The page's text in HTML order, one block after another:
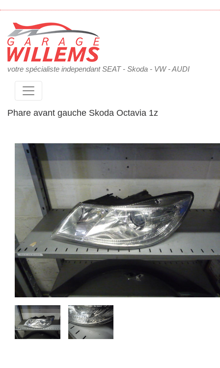
votre spécialiste independant SEAT - Skoda - VW - AUDI
Phare avant gauche Skoda Octavia 1z